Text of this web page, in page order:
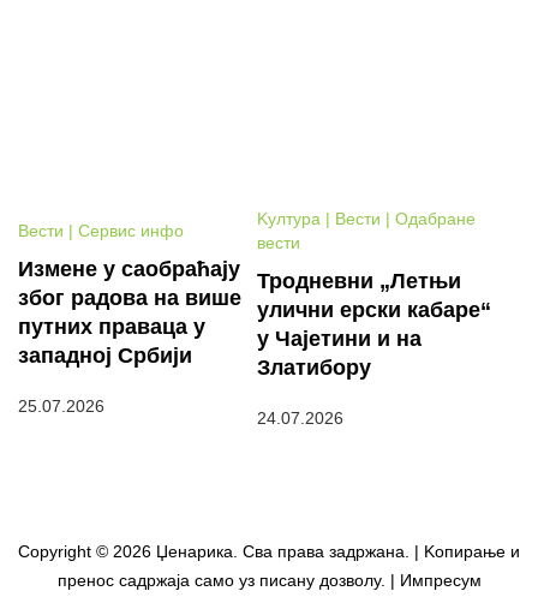
Вести | Сервис инфо
Измене у саобраћају
због радова на више
путних праваца у
западној Србији
25.07.2026
Kултура | Вести | Одабране
вести
Тродневни „Летњи
улични ерски кабаре“
у Чајетини и на
Златибору
24.07.2026
Copyright © 2026 Џенарика. Сва права задржана. | Kопирање и
пренос садржаја само уз писану дозволу. | Импресум